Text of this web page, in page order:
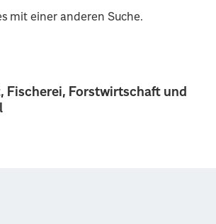
Fischerei, Forstwirtschaft und
mit einer anderen Suche.